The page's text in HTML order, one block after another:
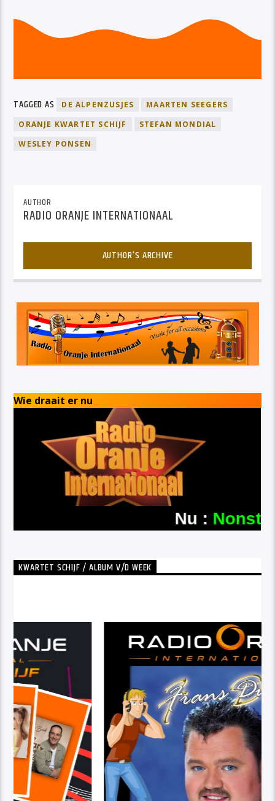
TAGGED AS DE ALPENZUSJES
MAARTEN SEEGERS
ORANJE KWARTET SCHIJF
STEFAN MONDIAL
WESLEY PONSEN
AUTHOR
RADIO ORANJE INTERNATIONAAL
AUTHOR'S ARCHIVE
Wie draait er nu
KWARTET SCHIJF / ALBUM V/D WEEK